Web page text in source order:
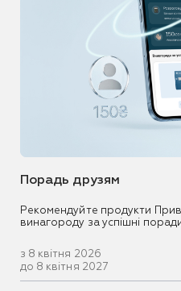
Порадь друзям
Рекомендуйте продукти
винагороду за успішні
з 8 квітня 2026
до 8 квітня 2027